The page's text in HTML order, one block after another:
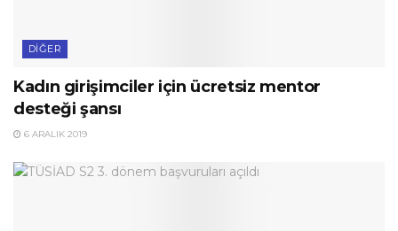
DIĞER
Kadın girişimciler için ücretsiz mentor
desteği şansı
6 ARALIK 2019